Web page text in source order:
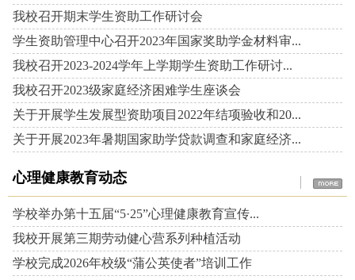
我校召开期末学生资助工作研讨会
学生资助管理中心召开2023年国家奖助学金材料审...
我校召开2023-2024学年上学期学生资助工作研讨...
我校召开2023级家庭经济困难学生座谈会
关于开展学生发展型资助项目2022年结项验收和20...
关于开展2023年暑期国家助学贷款调查和家庭经济...
心理健康教育动态
学校举办第十五届“5·25”心理健康教育宣传...
我校开展第三期劳动健心营系列种植活动
学校完成2026年校级“蒲公英使者”培训工作